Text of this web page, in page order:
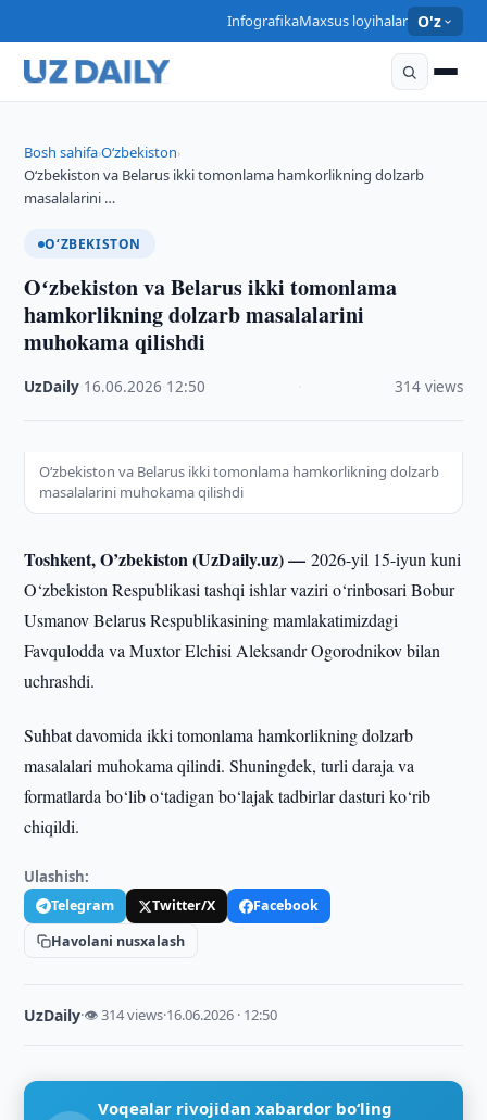
InfografikaMaxsus loyihalar O'z
Bosh sahifa›O‘zbekiston›
Oʻzbekiston va Belarus ikki tomonlama hamkorlikning dolzarb
masalalarini …
O‘ZBEKISTON
Oʻzbekiston va Belarus ikki tomonlama
hamkorlikning dolzarb masalalarini
muhokama qilishdi
UzDaily 16.06.2026 12:50 314 views
Oʻzbekiston va Belarus ikki tomonlama hamkorlikning dolzarb
masalalarini muhokama qilishdi
Toshkent, O’zbekiston (UzDaily.uz) —2026-yil 15-iyun kuni
O‘zbekiston Respublikasi tashqi ishlar vaziri o‘rinbosari Bobur
Usmanov Belarus Respublikasining mamlakatimizdagi
Favqulodda va Muxtor Elchisi Aleksandr Ogorodnikov bilan
uchrashdi.
Suhbat davomida ikki tomonlama hamkorlikning dolzarb
masalalari muhokama qilindi. Shuningdek, turli daraja va
formatlarda bo‘lib o‘tadigan bo‘lajak tadbirlar dasturi ko‘rib
chiqildi.
Ulashish:
Telegram Twitter/X
Facebook
Havolani nusxalash
UzDaily·👁 314 views·16.06.2026 · 12:50
Voqealar rivojidan xabardor bo‘ling